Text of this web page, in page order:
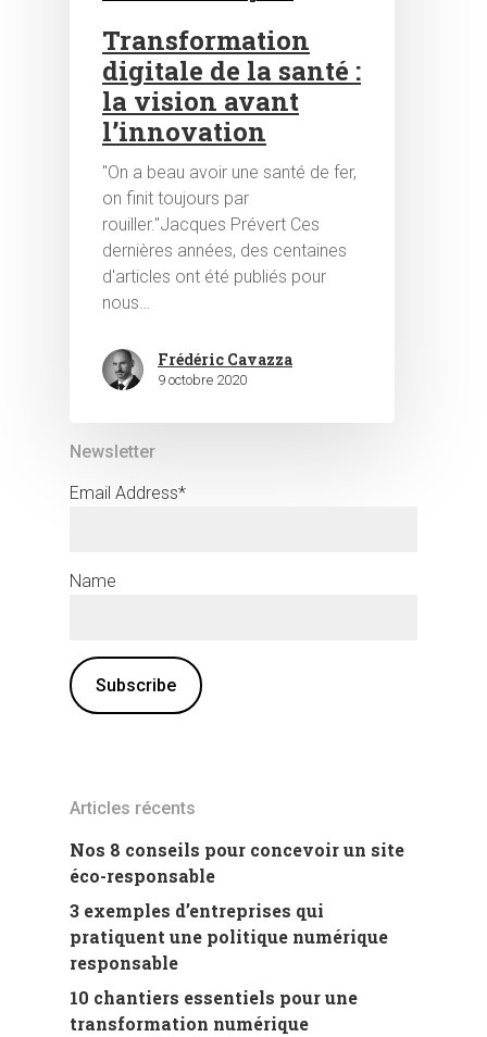
Transformation
digitale de la santé :
la vision avant
l’innovation
"On a beau avoir une santé de fer,
on finit toujours par
rouiller."Jacques Prévert Ces
dernières années, des centaines
d'articles ont été publiés pour
nous…
Frédéric Cavazza
9 octobre 2020
Newsletter
Email Address*
Name
Articles récents
Nos 8 conseils pour concevoir un site
éco-responsable
3 exemples d’entreprises qui
pratiquent une politique numérique
responsable
10 chantiers essentiels pour une
transformation numérique